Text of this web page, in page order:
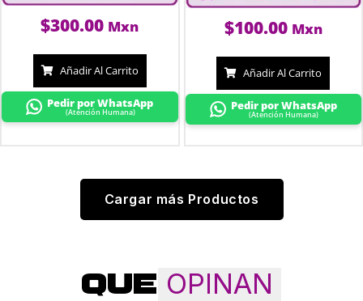
$300.00 Mxn
Añadir Al Carrito
Pedir por WhatsApp
(Atención Humana)
$100.00 Mxn
Añadir Al Carrito
Pedir por WhatsApp
(Atención Humana)
Cargar más Productos
QUE OPINAN